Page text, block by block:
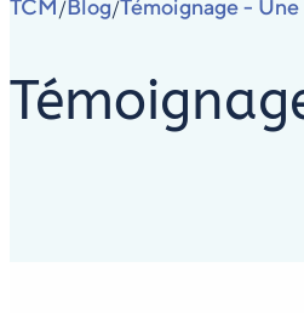
TCM /Blog/Témoignage -